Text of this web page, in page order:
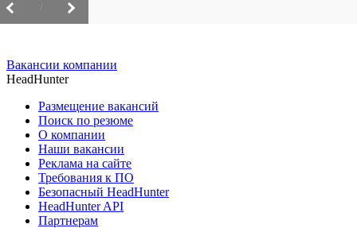
Вакансии компании
HeadHunter
Размещение вакансий
Поиск по резюме
О компании
Наши вакансии
Реклама на сайте
Требования к ПО
Безопасный HeadHunter
HeadHunter API
Партнерам